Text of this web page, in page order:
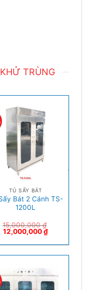
TRÙNG
TỦ SẤY BÁT
Bát 2 Cánh TS-
1200L
15,000,000₫
12,000,000₫